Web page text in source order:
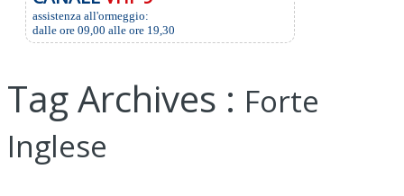
assistenza all'ormeggio:
dalle ore 09,00 alle ore 19,30
Tag Archives : Forte
Inglese